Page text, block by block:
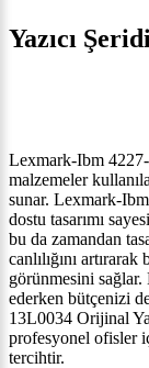
Yazıcı
Lexmark-Ibm
malzemeler
sunar. Lexmark-
dostu tasarımı
bu da zamandan
canlılığını
görünmesini
ederken bütçenizi
13L0034 Orijinal
profesyonel ofisler
tercihtir.